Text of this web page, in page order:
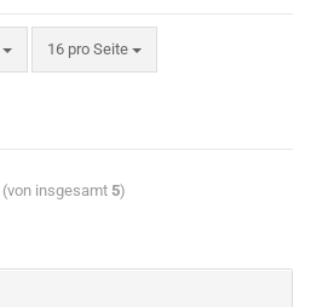
16 pro Seite
(von insgesamt 5)